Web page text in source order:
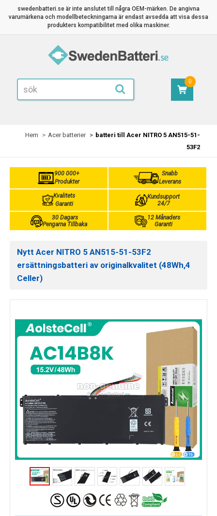
swedenbatteri.se är inte anslutet till några OEM-märken. De angivna
varumärkena och modellbeteckningarna är endast avsedda att visa dessa
produkters kompatibilitet med olika maskiner.
0
Hem Acer batterier
batteri till Acer NITRO 5 AN515-51-
53F2
900 000+
Produkter
Snabb
Leverans
Kvalitets
Garanti
Kundsupport
24/7
30 Dagars
Pengarna Tillbaka
12 Månaders
Garanti
Nytt Acer NITRO 5 AN515-51-53F2
ersättningsbatteri av originalkvalitet (48Wh,4
Celler)